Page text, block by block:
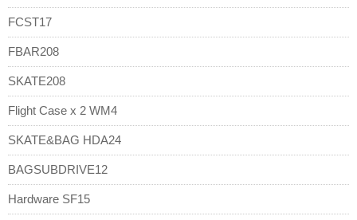
FCST17
FBAR208
SKATE208
Flight Case x 2 WM4
SKATE&BAG HDA24
BAGSUBDRIVE12
Hardware SF15